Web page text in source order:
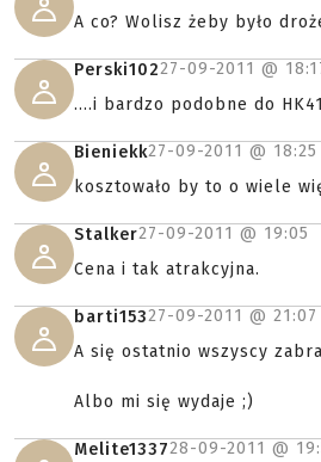
A co? Wolisz żeby było
Perski10227-09-2011 @
....i bardzo podobne do
Bieniekk27-09-2011 @ 18:25
kosztowało by to o wiele
Stalker27-09-2011 @ 19:05
Cena i tak atrakcyjna.
barti15327-09-2011 @ 21:07
A się ostatnio wszyscy
Albo mi się wydaje ;)
Melite133728-09-2011 @